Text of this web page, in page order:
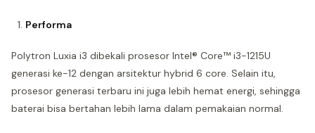
Performa
Polytron Luxia i3 dibekali prosesor Intel® Core™ i3-1215U
generasi ke-12 dengan arsitektur hybrid 6 core. Selain itu,
prosesor generasi terbaru ini juga lebih hemat energi, sehingga
baterai bisa bertahan lebih lama dalam pemakaian normal.